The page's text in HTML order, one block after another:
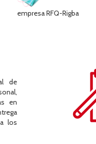
empresa RFQ-Rigba
de
en
los